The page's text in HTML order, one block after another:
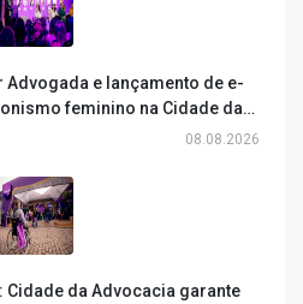
Advogada e lançamento de e-
feminino na Cidade da
08.08.2026
Cidade da Advocacia garante